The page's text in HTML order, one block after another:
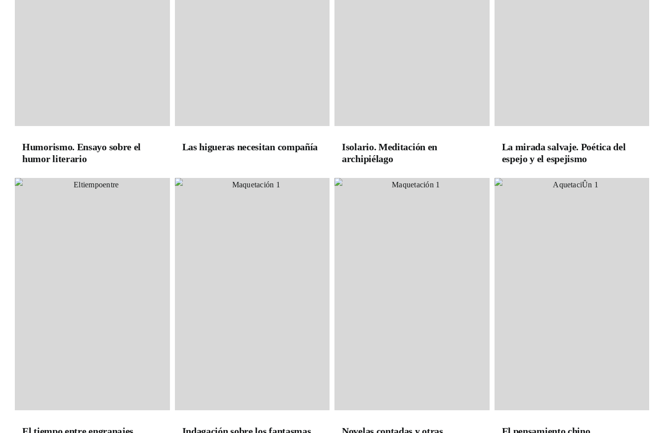
Humorismo. Ensayo sobre el
humor literario
Las higueras necesitan compañía
Isolario. Meditación en
archipiélago
La mirada salvaje. Poética del
espejo y el espejismo